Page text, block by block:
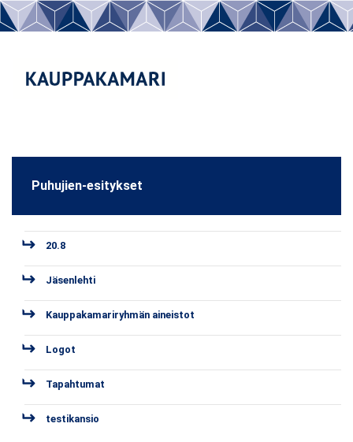
Puhujien-esitykset
20.8
Jäsenlehti
Kauppakamariryhmän aineistot
Logot
Tapahtumat
testikansio